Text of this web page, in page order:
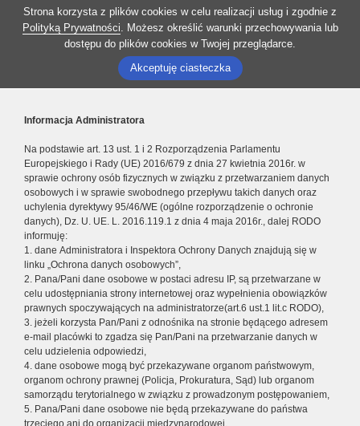
Strona korzysta z plików cookies w celu realizacji usług i zgodnie z
Polityką Prywatności. Możesz określić warunki przechowywania lub
dostępu do plików cookies w Twojej przeglądarce.
Akceptuję ciasteczka
Informacja Administratora
Na podstawie art. 13 ust. 1 i 2 Rozporządzenia Parlamentu
Europejskiego i Rady (UE) 2016/679 z dnia 27 kwietnia 2016r. w
sprawie ochrony osób fizycznych w związku z przetwarzaniem danych
osobowych i w sprawie swobodnego przepływu takich danych oraz
uchylenia dyrektywy 95/46/WE (ogólne rozporządzenie o ochronie
danych), Dz. U. UE. L. 2016.119.1 z dnia 4 maja 2016r., dalej RODO
informuję:
1. dane Administratora i Inspektora Ochrony Danych znajdują się w
linku „Ochrona danych osobowych”,
2. Pana/Pani dane osobowe w postaci adresu IP, są przetwarzane w
celu udostępniania strony internetowej oraz wypełnienia obowiązków
prawnych spoczywających na administratorze(art.6 ust.1 lit.c RODO),
3. jeżeli korzysta Pan/Pani z odnośnika na stronie będącego adresem
e-mail placówki to zgadza się Pan/Pani na przetwarzanie danych w
celu udzielenia odpowiedzi,
4. dane osobowe mogą być przekazywane organom państwowym,
organom ochrony prawnej (Policja, Prokuratura, Sąd) lub organom
samorządu terytorialnego w związku z prowadzonym postępowaniem,
5. Pana/Pani dane osobowe nie będą przekazywane do państwa
trzeciego ani do organizacji międzynarodowej,